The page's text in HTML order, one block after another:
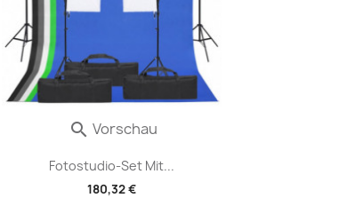
Fotostudio-Set Mit...
180,32 €
 Vorschau